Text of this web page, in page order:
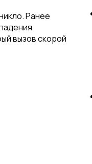
Ранее
вызов скорой